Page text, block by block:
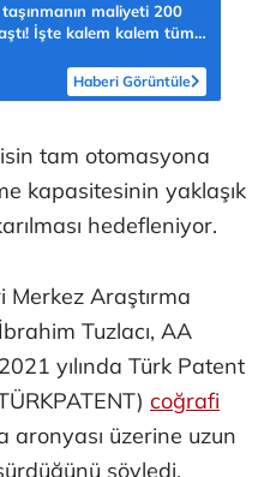
maliyeti 200
İşte kalem kalem tüm
Haberi Görüntüle
tam otomasyona
kapasitesinin yaklaşık
hedefleniyor.
Araştırma
Tuzlacı, AA
yılında Türk Patent
coğrafi
aronyası üzerine uzun
söyledi.